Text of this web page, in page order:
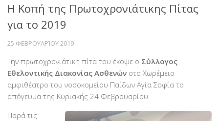
Η Ιστορία μας
Ο Σύλλογος
Το Διοικητικό Συμβούλιο
Καταστατικό
Ισολογισμοί-Απολογισμοί
Βραβεύσεις
Βραβεύσεις
Η Κοπή της Πρωτοχρονιάτικης Πίτας
για το 2019
25 ΦΕΒΡΟΥΑΡΊΟΥ 2019
Την πρωτοχρονιάτικη πίτα του έκοψε ο Σύλλογος
Εθελοντικής Διακονίας Ασθενών στο Χωρέμειο
αμφιθέατρο του νοσοκομείου Παίδων Αγία Σοφία το
απόγευμα της Κυριακής 24 Φεβρουαρίου.
Παρά τις